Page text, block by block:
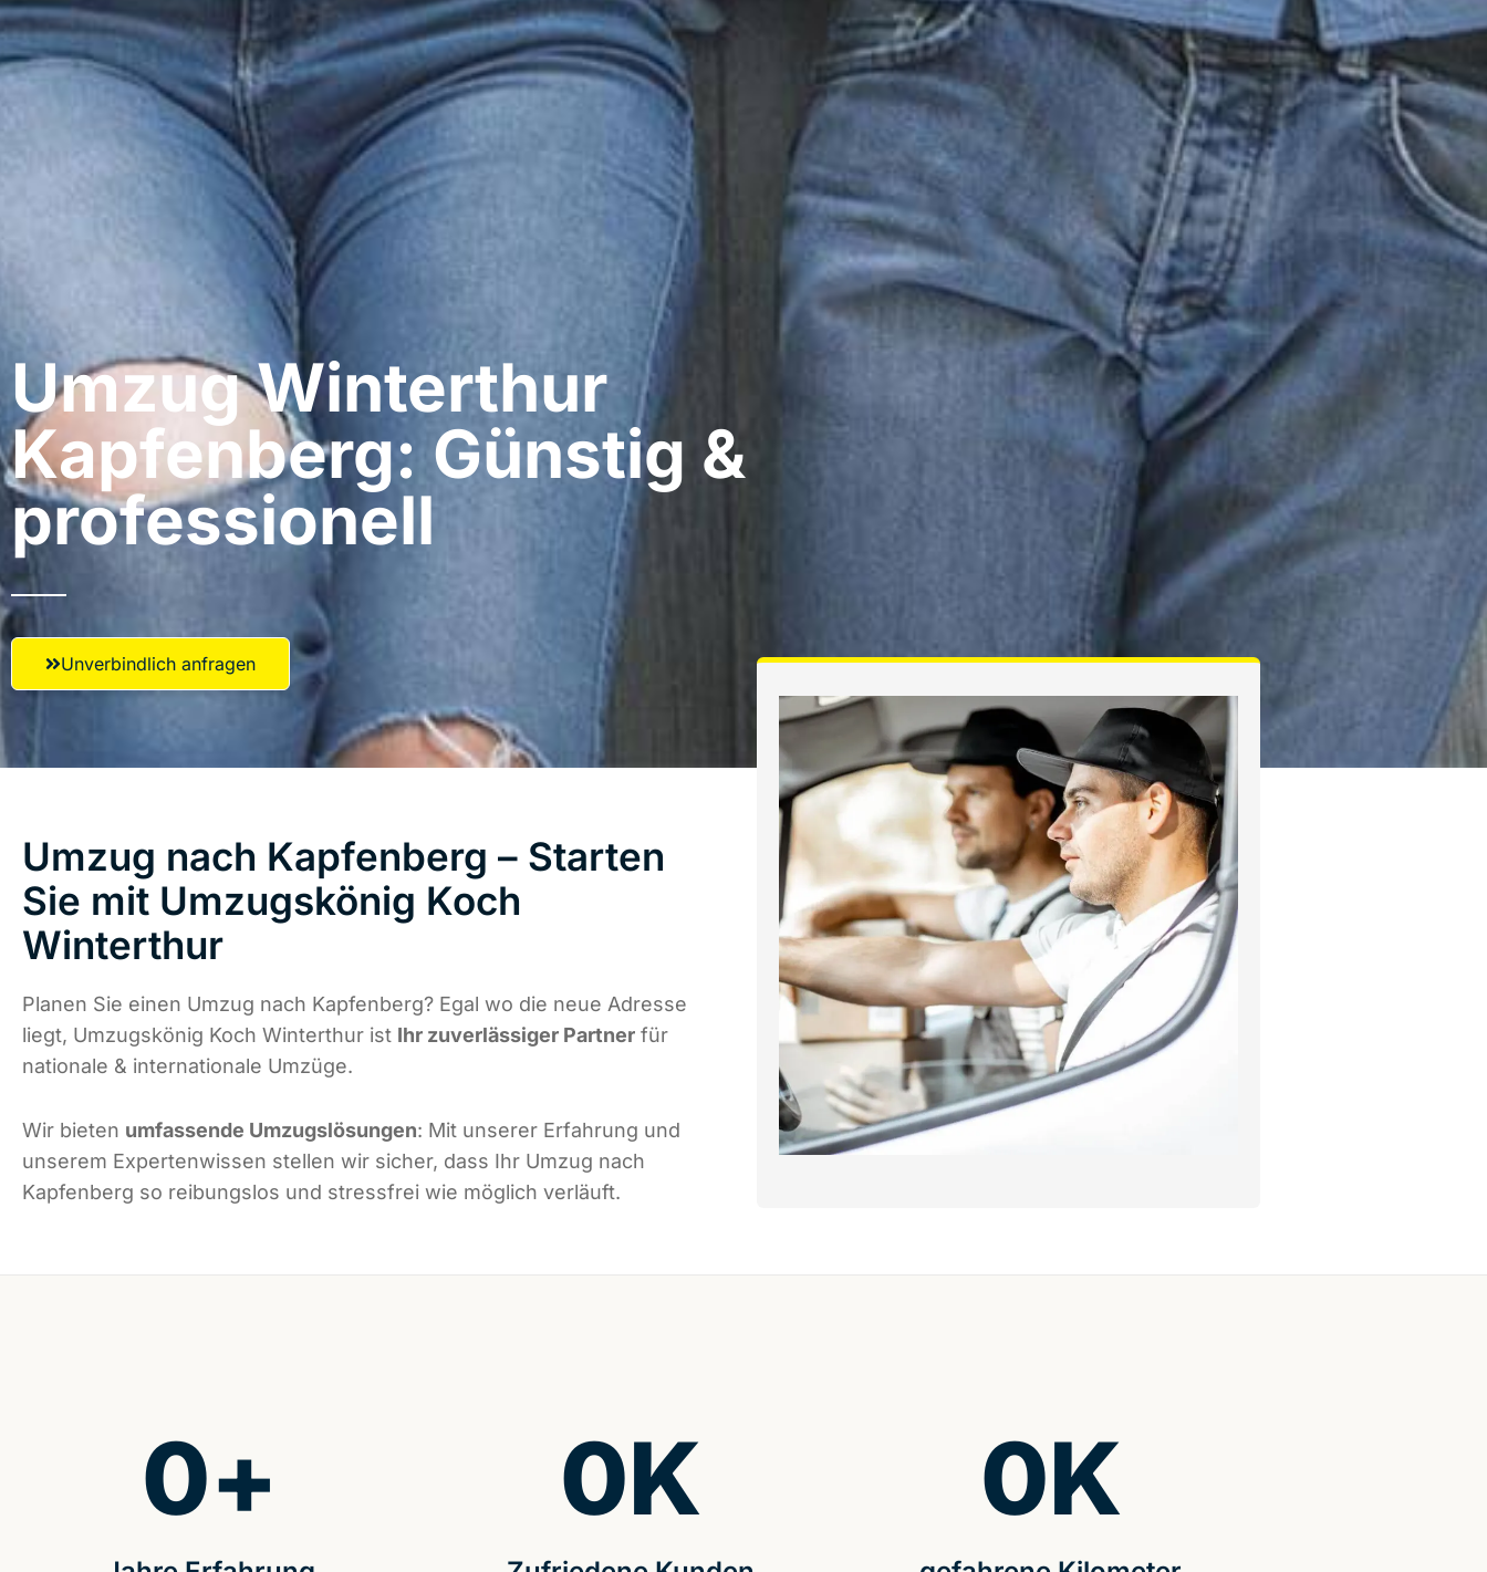
Umzug Winterthur​
Kapfenberg: Günstig &
professionell​
Unverbindlich anfragen
Umzug nach Kapfenberg – Starten
Sie mit Umzugskönig Koch
Winterthur
Planen Sie einen Umzug nach Kapfenberg? Egal wo die neue Adresse
liegt, Umzugskönig Koch Winterthur ist Ihr zuverlässiger Partner für
nationale & internationale Umzüge.
Wir bieten umfassende Umzugslösungen: Mit unserer Erfahrung und
unserem Expertenwissen stellen wir sicher, dass Ihr Umzug nach
Kapfenberg so reibungslos und stressfrei wie möglich verläuft.
0+ 0K 0K